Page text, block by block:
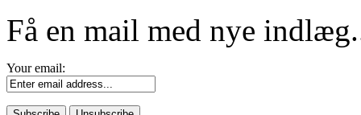
Få en mail med nye
Your email: